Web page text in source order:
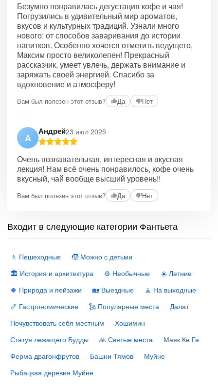
Безумно понравилась дегустация кофе и чая!
Погрузились в удивительный мир ароматов,
вкусов и культурных традиций. Узнали много
нового: от способов заваривания до истории
напитков. Особенно хочется отметить ведущего,
Максим просто великолепен! Прекрасный
рассказчик, умеет увлечь, держать внимание и
заряжать своей энергией. Спасибо за
вдохновение и атмосферу!
Вам был полезен этот отзыв? Да Нет
А
Андрей23 июл 2025
Очень познавательная, интересная и вкусная
лекция! Нам всё очень понравилось, кофе очень
вкусный, чай вообще высший уровень!!
Вам был полезен этот отзыв? Да Нет
Входит в следующие категории Фантьета
🚶 Пешеходные
🧒 Можно с детьми
🏛 История и архитектура
⚙️ Необычные
☀️ Летние
🍀 Природа и пейзажи
🏡 Выездные
🧘 На выходные
🍤 Гастрономические
🗽 Популярные места
Далат
Почувствовать себя местным
Хошимин
Статуя лежащего Будды
🙏 Святые места
Маяк Ке Га
Ферма драгонфрутов
Башни Тямов
Муйне
Рыбацкая деревня Муйне